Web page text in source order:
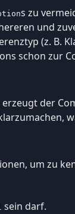
s zu
und
(z. B.
schon zur
der
um zu
sein darf.